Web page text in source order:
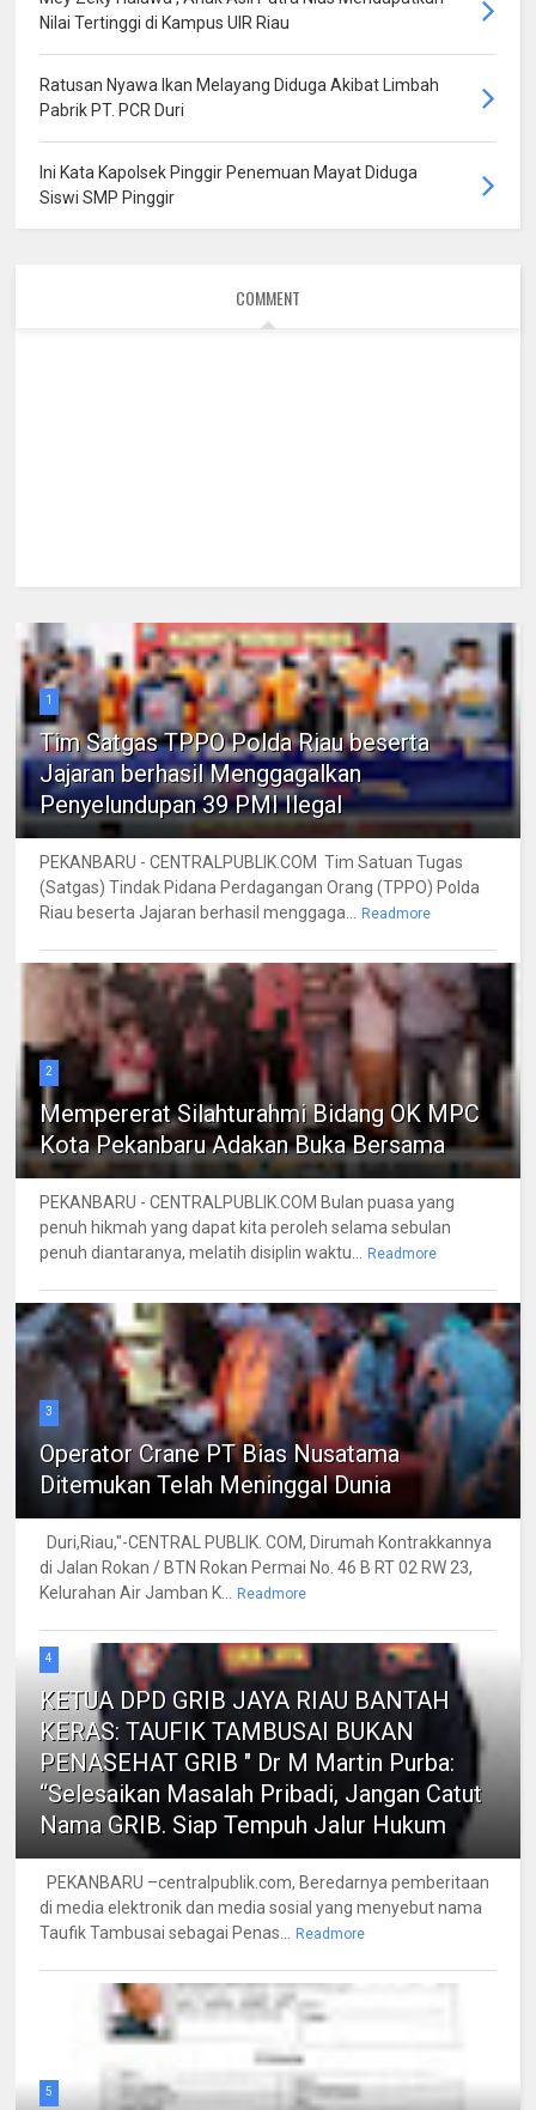
Nilai Tertinggi di Kampus UIR Riau
Ratusan Nyawa Ikan Melayang Diduga Akibat Limbah
Pabrik PT. PCR Duri
Ini Kata Kapolsek Pinggir Penemuan Mayat Diduga
Siswi SMP Pinggir
COMMENT
1
Tim Satgas TPPO Polda Riau beserta
Jajaran berhasil Menggagalkan
Penyelundupan 39 PMI Ilegal
PEKANBARU - CENTRALPUBLIK.COM Tim Satuan Tugas
(Satgas) Tindak Pidana Perdagangan Orang (TPPO) Polda
Riau beserta Jajaran berhasil menggaga...
Readmore
2
Mempererat Silahturahmi Bidang OK MPC
Kota Pekanbaru Adakan Buka Bersama
PEKANBARU - CENTRALPUBLIK.COM Bulan puasa yang
penuh hikmah yang dapat kita peroleh selama sebulan
penuh diantaranya, melatih disiplin waktu...
Readmore
3
Operator Crane PT Bias Nusatama
Ditemukan Telah Meninggal Dunia
Duri,Riau,"-CENTRAL PUBLIK. COM, Dirumah Kontrakkannya
di Jalan Rokan / BTN Rokan Permai No. 46 B RT 02 RW 23,
Kelurahan Air Jamban K...
Readmore
4
KETUA DPD GRIB JAYA RIAU BANTAH
KERAS: TAUFIK TAMBUSAI BUKAN
PENASEHAT GRIB " Dr M Martin Purba:
“Selesaikan Masalah Pribadi, Jangan Catut
Nama GRIB. Siap Tempuh Jalur Hukum
PEKANBARU –centralpublik.com, Beredarnya pemberitaan
di media elektronik dan media sosial yang menyebut nama
Taufik Tambusai sebagai Penas...
Readmore
5